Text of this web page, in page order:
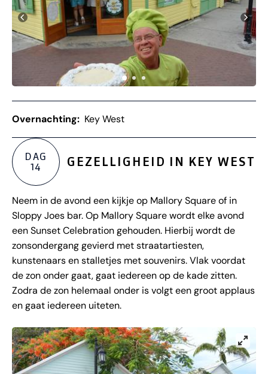
Overnachting: Key West
DAG
14
GEZELLIGHEID IN KEY WEST
Neem in de avond een kijkje op Mallory Square of in
Sloppy Joes bar. Op Mallory Square wordt elke avond
een Sunset Celebration gehouden. Hierbij wordt de
zonsondergang gevierd met straatartiesten,
kunstenaars en stalletjes met souvenirs. Vlak voordat
de zon onder gaat, gaat iedereen op de kade zitten.
Zodra de zon helemaal onder is volgt een groot applaus
en gaat iedereen uiteten.